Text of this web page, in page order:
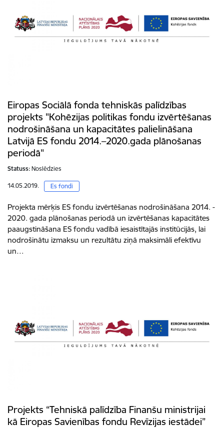
Eiropas Sociālā fonda tehniskās palīdzības
projekts "Kohēzijas politikas fondu izvērtēšanas
nodrošināšana un kapacitātes palielināšana
Latvijā ES fondu 2014.–2020.gada plānošanas
periodā"
Statuss: Noslēdzies
14.05.2019. Es fondi
Projekta mērķis ES fondu izvērtēšanas nodrošināšana 2014. -
2020. gada plānošanas periodā un izvērtēšanas kapacitātes
paaugstināšana ES fondu vadībā iesaistītajās institūcijās, lai
nodrošinātu izmaksu un rezultātu ziņā maksimāli efektīvu
un…
Projekts “Tehniskā palīdzība Finanšu ministrijai
kā Eiropas Savienības fondu Revīzijas iestādei”